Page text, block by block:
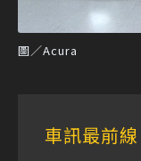
圖／Acura
車訊最前線